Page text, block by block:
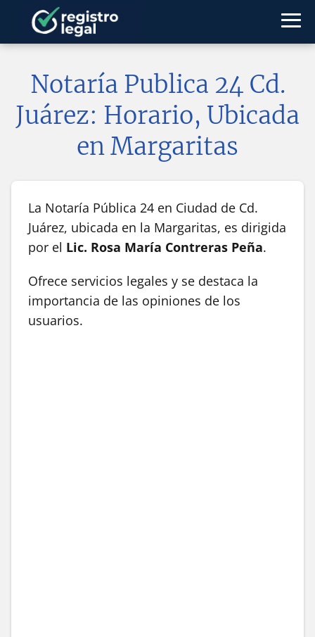
Notaría Publica 24 Cd.
Juárez: Horario, Ubicada
en Margaritas
La Notaría Pública 24 en Ciudad de Cd.
Juárez, ubicada en la Margaritas, es dirigida
por el Lic. Rosa María Contreras Peña.
Ofrece servicios legales y se destaca la
importancia de las opiniones de los
usuarios.